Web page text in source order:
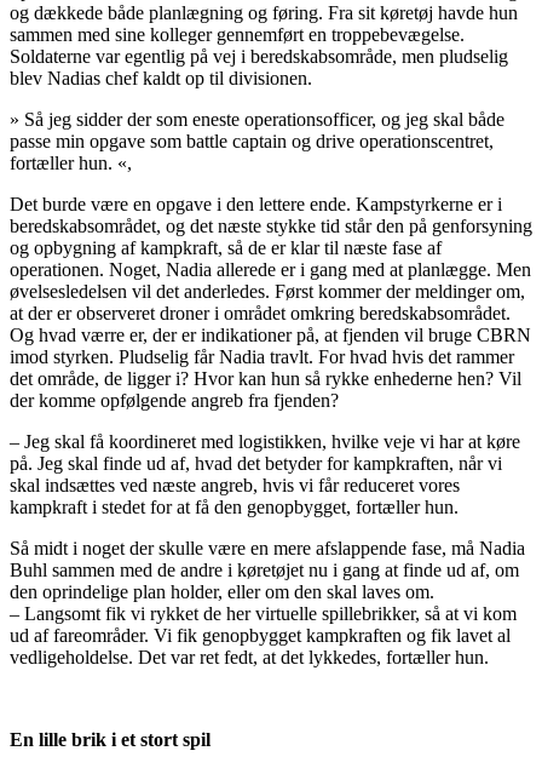
og dækkede både planlægning og føring. Fra sit køretøj havde hun
sammen med sine kolleger gennemført en troppebevægelse.
Soldaterne var egentlig på vej i beredskabsområde, men pludselig
blev Nadias chef kaldt op til divisionen.
» Så jeg sidder der som eneste operationsofficer, og jeg skal både
passe min opgave som battle captain og drive operationscentret,
fortæller hun. «,
Det burde være en opgave i den lettere ende. Kampstyrkerne er i
beredskabsområdet, og det næste stykke tid står den på genforsyning
og opbygning af kampkraft, så de er klar til næste fase af
operationen. Noget, Nadia allerede er i gang med at planlægge. Men
øvelsesledelsen vil det anderledes. Først kommer der meldinger om,
at der er observeret droner i området omkring beredskabsområdet.
Og hvad værre er, der er indikationer på, at fjenden vil bruge CBRN
imod styrken. Pludselig får Nadia travlt. For hvad hvis det rammer
det område, de ligger i? Hvor kan hun så rykke enhederne hen? Vil
der komme opfølgende angreb fra fjenden?
– Jeg skal få koordineret med logistikken, hvilke veje vi har at køre
på. Jeg skal finde ud af, hvad det betyder for kampkraften, når vi
skal indsættes ved næste angreb, hvis vi får reduceret vores
kampkraft i stedet for at få den genopbygget, fortæller hun.
Så midt i noget der skulle være en mere afslappende fase, må Nadia
Buhl sammen med de andre i køretøjet nu i gang at finde ud af, om
den oprindelige plan holder, eller om den skal laves om.
– Langsomt fik vi rykket de her virtuelle spillebrikker, så at vi kom
ud af fareområder. Vi fik genopbygget kampkraften og fik lavet al
vedligeholdelse. Det var ret fedt, at det lykkedes, fortæller hun.
En lille brik i et stort spil